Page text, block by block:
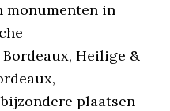
monumenten in
Heilige &
plaatsen